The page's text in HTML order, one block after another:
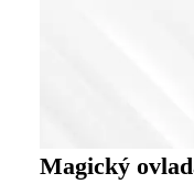
Magický